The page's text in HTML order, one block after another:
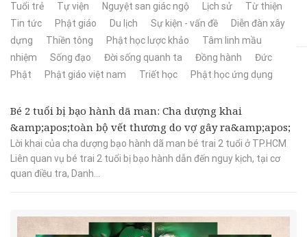
Tuổi trẻ
Tự viện Nguyệt san giác ngộ Lịch sử
Từ thiện
Tin tức
Phật giáo Du lịch Sự kiện - vấn đề
Diễn đàn xây
dựng
Thiền tông Phật học lược khảo
Tâm linh mầu
nhiệm
Sống đạo Đời sống quanh ta Đồng hành
Đức
Phật
Phật giáo việt nam Triết học Phật học ứng dụng
Bé 2 tuổi bị bạo hành dã man: Cha dượng khai
&amp;apos;toàn bộ vết thương do vợ gây ra&amp;apos;
Lời khai của cha dượng bạo hành dã man bé trai 2 tuổi ở TP.HCM
Liên quan vụ bé trai 2 tuổi bị bạo hành dẫn đến nguy kịch, tại cơ
quan điều tra, Danh...